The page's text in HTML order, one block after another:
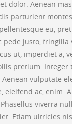
dolor. Aenean
parturient
eu,
pede justo,
ut, imperdiet a,
pretium. Integer
Aenean vulputate
eleifend ac, enim.
viverra
Etiam ultricies